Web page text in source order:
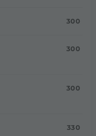
300
300
300
330